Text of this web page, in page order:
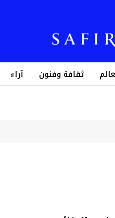
ثقافة وفنون آراء